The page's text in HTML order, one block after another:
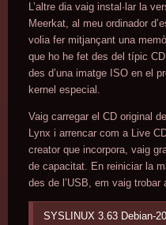
L’altre dia vaig instal·lar la
Meerkat, al meu ordinador
volia fer mitjançant una
que ho he fet des del típic
des d’una imatge ISO en el
kernel especial.
Vaig carregar el CD original
Lynx i arrencar com a Live
creator que incorpora, vaig
de capacitat. En reiniciar la
des de l’USB, em vaig
SYSLINUX 3.63 Debian-